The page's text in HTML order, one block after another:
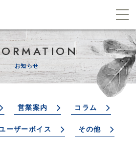
お知らせ
営業案内 コラム
ーザーボイス その他